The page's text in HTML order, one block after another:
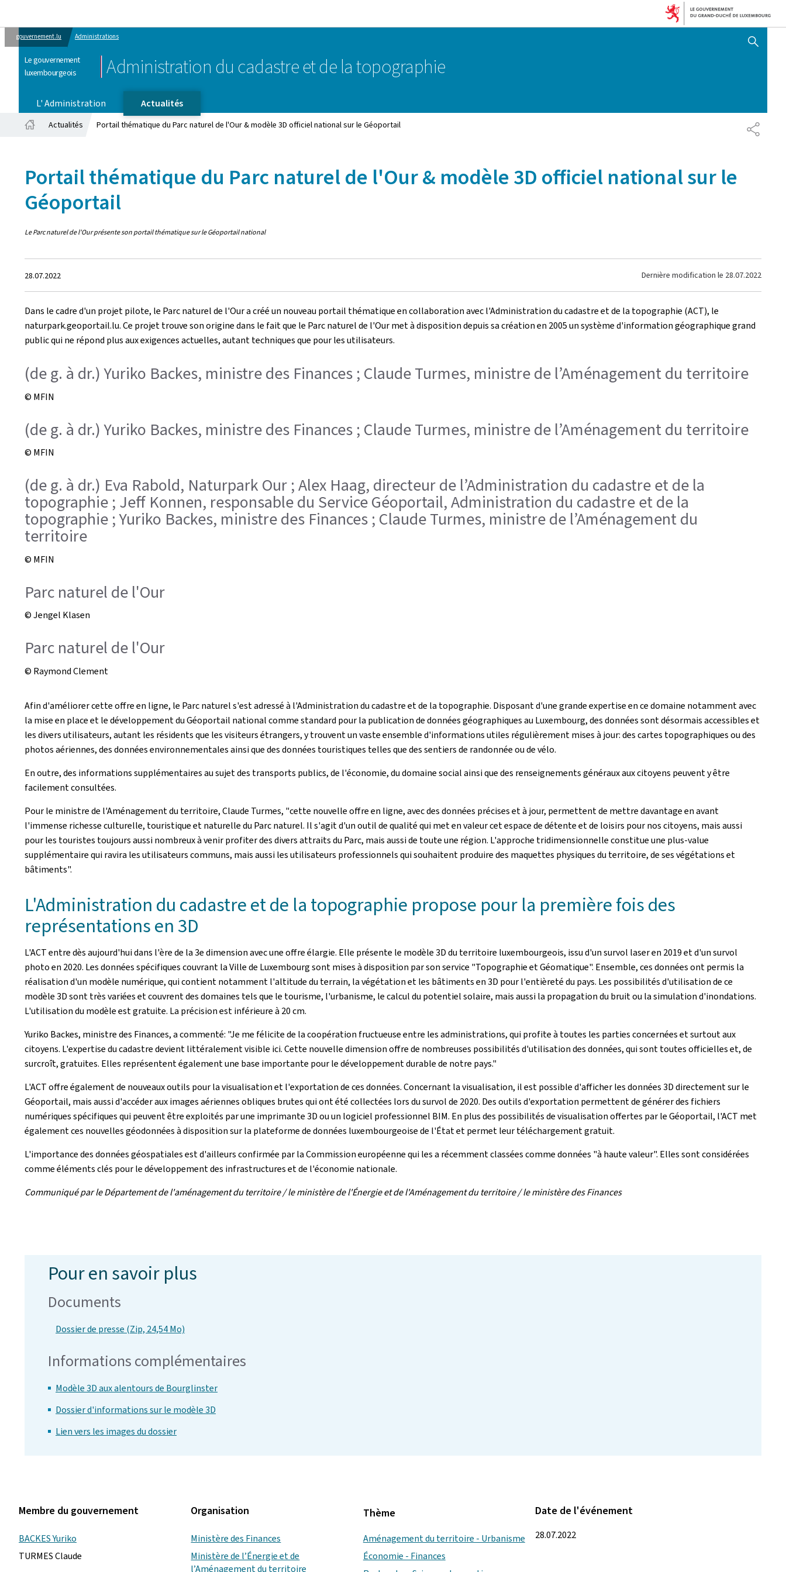
gouvernement.lu Administrations
Le gouvernement
luxembourgeois
Administration du cadastre et de la topographie
AFFICHER / MASQUER
L' Administration
Actualités
Actualités Portail thématique du Parc naturel de l'Our & modèle 3D officiel national sur le Géoportail
Portail thématique du Parc naturel de l'Our & modèle 3D officiel national sur le
Géoportail
Le Parc naturel de l'Our présente son portail thématique sur le Géoportail national
Crée
le
28.07.2022 Dernière modification le 28.07.2022
Dans le cadre d'un projet pilote, le Parc naturel de l'Our a créé un nouveau portail thématique en collaboration avec l'Administration du cadastre et de la topographie (ACT), le
naturpark.geoportail.lu. Ce projet trouve son origine dans le fait que le Parc naturel de l'Our met à disposition depuis sa création en 2005 un système d'information géographique grand
public qui ne répond plus aux exigences actuelles, autant techniques que pour les utilisateurs.
(de g. à dr.) Yuriko Backes, ministre des Finances ; Claude Turmes, ministre de l’Aménagement du territoire
© MFIN
(de g. à dr.) Yuriko Backes, ministre des Finances ; Claude Turmes, ministre de l’Aménagement du territoire
© MFIN
(de g. à dr.) Eva Rabold, Naturpark Our ; Alex Haag, directeur de l’Administration du cadastre et de la
topographie ; Jeff Konnen, responsable du Service Géoportail, Administration du cadastre et de la
topographie ; Yuriko Backes, ministre des Finances ; Claude Turmes, ministre de l’Aménagement du
territoire
© MFIN
Parc naturel de l'Our
© Jengel Klasen
Parc naturel de l'Our
© Raymond Clement
Afin d'améliorer cette offre en ligne, le Parc naturel s'est adressé à l'Administration du cadastre et de la topographie. Disposant d'une grande expertise en ce domaine notamment avec
la mise en place et le développement du Géoportail national comme standard pour la publication de données géographiques au Luxembourg, des données sont désormais accessibles et
les divers utilisateurs, autant les résidents que les visiteurs étrangers, y trouvent un vaste ensemble d'informations utiles régulièrement mises à jour: des cartes topographiques ou des
photos aériennes, des données environnementales ainsi que des données touristiques telles que des sentiers de randonnée ou de vélo.
En outre, des informations supplémentaires au sujet des transports publics, de l'économie, du domaine social ainsi que des renseignements généraux aux citoyens peuvent y être
facilement consultées.
Pour le ministre de l'Aménagement du territoire, Claude Turmes, "cette nouvelle offre en ligne, avec des données précises et à jour, permettent de mettre davantage en avant
l'immense richesse culturelle, touristique et naturelle du Parc naturel. Il s'agit d'un outil de qualité qui met en valeur cet espace de détente et de loisirs pour nos citoyens, mais aussi
pour les touristes toujours aussi nombreux à venir profiter des divers attraits du Parc, mais aussi de toute une région. L'approche tridimensionnelle constitue une plus-value
supplémentaire qui ravira les utilisateurs communs, mais aussi les utilisateurs professionnels qui souhaitent produire des maquettes physiques du territoire, de ses végétations et
bâtiments".
L'Administration du cadastre et de la topographie propose pour la première fois des
représentations en 3D
L'ACT entre dès aujourd'hui dans l'ère de la 3e dimension avec une offre élargie. Elle présente le modèle 3D du territoire luxembourgeois, issu d'un survol laser en 2019 et d'un survol
photo en 2020. Les données spécifiques couvrant la Ville de Luxembourg sont mises à disposition par son service "Topographie et Géomatique". Ensemble, ces données ont permis la
réalisation d'un modèle numérique, qui contient notamment l'altitude du terrain, la végétation et les bâtiments en 3D pour l'entièreté du pays. Les possibilités d'utilisation de ce
modèle 3D sont très variées et couvrent des domaines tels que le tourisme, l'urbanisme, le calcul du potentiel solaire, mais aussi la propagation du bruit ou la simulation d'inondations.
L'utilisation du modèle est gratuite. La précision est inférieure à 20 cm.
Yuriko Backes, ministre des Finances, a commenté: "Je me félicite de la coopération fructueuse entre les administrations, qui profite à toutes les parties concernées et surtout aux
citoyens. L'expertise du cadastre devient littéralement visible ici. Cette nouvelle dimension offre de nombreuses possibilités d'utilisation des données, qui sont toutes officielles et, de
surcroît, gratuites. Elles représentent également une base importante pour le développement durable de notre pays."
L'ACT offre également de nouveaux outils pour la visualisation et l'exportation de ces données. Concernant la visualisation, il est possible d'afficher les données 3D directement sur le
Géoportail, mais aussi d'accéder aux images aériennes obliques brutes qui ont été collectées lors du survol de 2020. Des outils d'exportation permettent de générer des fichiers
numériques spécifiques qui peuvent être exploités par une imprimante 3D ou un logiciel professionnel BIM. En plus des possibilités de visualisation offertes par le Géoportail, l'ACT met
également ces nouvelles géodonnées à disposition sur la plateforme de données luxembourgeoise de l'État et permet leur téléchargement gratuit.
L'importance des données géospatiales est d'ailleurs confirmée par la Commission européenne qui les a récemment classées comme données "à haute valeur". Elles sont considérées
comme éléments clés pour le développement des infrastructures et de l'économie nationale.
Communiqué par le Département de l'aménagement du territoire / le ministère de l'Énergie et de l'Aménagement du territoire / le ministère des Finances
Pour en savoir plus
Documents
Dossier de presse (Zip, 24,54 Mo)
Informations complémentaires
Modèle 3D aux alentours de Bourglinster
Dossier d'informations sur le modèle 3D
Lien vers les images du dossier
Membre du gouvernement
BACKES Yuriko
TURMES Claude
Organisation
Ministère des Finances
Ministère de l’Énergie et de
l’Aménagement du territoire
Thème
Aménagement du territoire - Urbanisme
Économie - Finances
Date de l'événement
28.07.2022